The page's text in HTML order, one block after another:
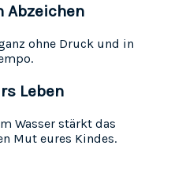
Abzeichen
ohne Druck und in
Leben
Wasser stärkt das
Mut eures Kindes.